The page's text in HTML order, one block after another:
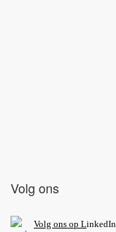
Volg ons
Volg ons op LinkedIn